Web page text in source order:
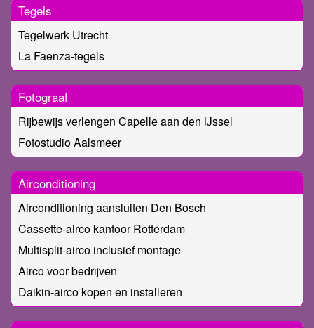
Tegels
Tegelwerk Utrecht
La Faenza-tegels
Fotograaf
Rijbewijs verlengen Capelle aan den IJssel
Fotostudio Aalsmeer
Airconditioning
Airconditioning aansluiten Den Bosch
Cassette-airco kantoor Rotterdam
Multisplit-airco inclusief montage
Airco voor bedrijven
Daikin-airco kopen en installeren